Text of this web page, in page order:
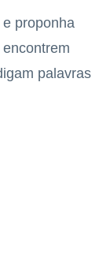
proponha
palavras